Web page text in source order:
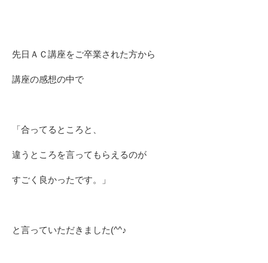
先日ＡＣ講座をご卒業された方から
講座の感想の中で
「合ってるところと、
違うところを言ってもらえるのが
すごく良かったです。」
と言っていただきました(^^♪